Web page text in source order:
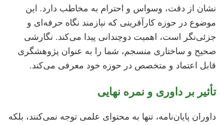
نشان از دقت، وسواس و احترام به مخاطب دارد. این
موضوع در حوزه کارآفرینی که نیازمند نگاه حرفه‌ای و
جزئی‌نگر است، اهمیت دوچندانی پیدا می‌کند. نگارشی
صحیح و ساختاری منسجم، شما را به عنوان پژوهشگری
قابل اعتماد و متخصص در حوزه خود معرفی می‌کند.
تأثیر بر داوری و نمره نهایی
داوران پایان‌نامه، تنها به محتوای علمی توجه نمی‌کنند، بلکه